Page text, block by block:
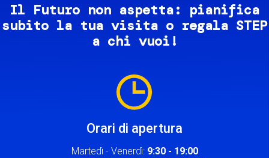
Il Futuro non aspetta: pianifica
subito la tua visita o regala STEP
a chi vuoi!
Orari di apertura
Martedì - Venerdì: 9:30 - 19:00